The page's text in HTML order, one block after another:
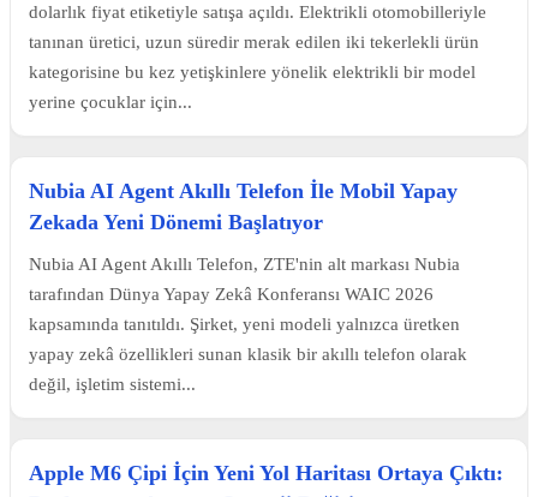
dolarlık fiyat etiketiyle satışa açıldı. Elektrikli otomobilleriyle
tanınan üretici, uzun süredir merak edilen iki tekerlekli ürün
kategorisine bu kez yetişkinlere yönelik elektrikli bir model
yerine çocuklar için...
Nubia AI Agent Akıllı Telefon İle Mobil Yapay
Zekada Yeni Dönemi Başlatıyor
Nubia AI Agent Akıllı Telefon, ZTE'nin alt markası Nubia
tarafından Dünya Yapay Zekâ Konferansı WAIC 2026
kapsamında tanıtıldı. Şirket, yeni modeli yalnızca üretken
yapay zekâ özellikleri sunan klasik bir akıllı telefon olarak
değil, işletim sistemi...
Apple M6 Çipi İçin Yeni Yol Haritası Ortaya Çıktı: